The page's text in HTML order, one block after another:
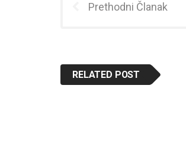
Prethodni Članak
RELATED POST